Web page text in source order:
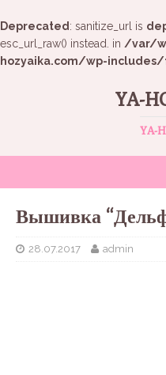
Deprecated : sanitize_url is
esc_url_raw() instead. in /var/
hozyaika.com/wp-
YA-
YA-
Вышивка
28.07.2017 admin